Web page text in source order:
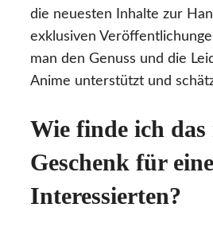
die neuesten Inhalte zur
exklusiven
man den Genuss und die
Anime unterstützt und
Wie finde ich
Geschenk für
Interessierten?